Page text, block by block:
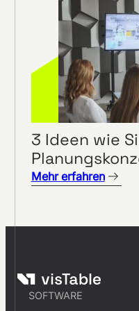
3 Ideen wie
Mehr erfahren
SOFTWARE